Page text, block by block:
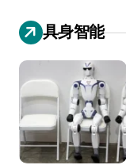
具身智能